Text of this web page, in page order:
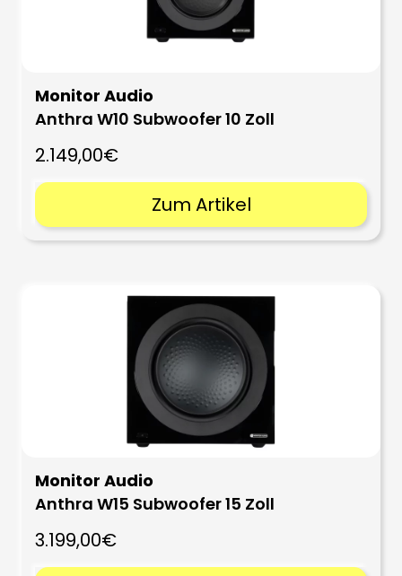
Monitor Audio
Anthra W10 Subwoofer 10 Zoll
2.149,00€
Zum Artikel
Monitor Audio
Anthra W15 Subwoofer 15 Zoll
3.199,00€